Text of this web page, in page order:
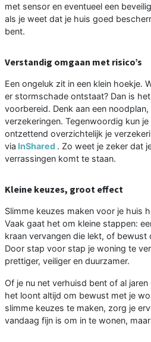
met sensor en eventueel een
als je weet dat je huis goed
bent.
Verstandig omgaan met risico’s
Een ongeluk zit in een klein hoekje.
er stormschade ontstaat? Dan is
voorbereid. Denk aan een
verzekeringen. Tegenwoordig kun
ontzettend overzichtelijk je
via InShared . Zo weet je zeker dat
verrassingen komt te staan.
Kleine keuzes, groot effect
Slimme keuzes maken voor je huis
Vaak gaat het om kleine stappen:
kraan vervangen die lekt, of
Door stap voor stap je woning te
prettiger, veiliger en duurzamer.
Of je nu net verhuisd bent of al
het loont altijd om bewust met je
slimme keuzes te maken, zorg je
vandaag fijn is om in te wonen,